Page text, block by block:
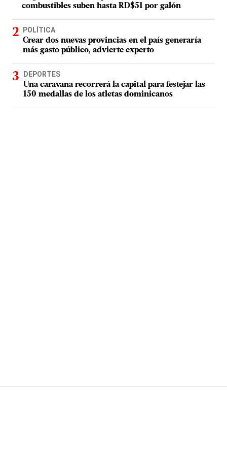
combustibles suben hasta RD$51 por galón
POLÍTICA
Crear dos nuevas provincias en el país generaría
más gasto público, advierte experto
DEPORTES
Una caravana recorrerá la capital para festejar las
150 medallas de los atletas dominicanos